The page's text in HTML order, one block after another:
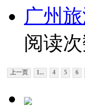
广州
阅读
上一页 1... 4 5 6